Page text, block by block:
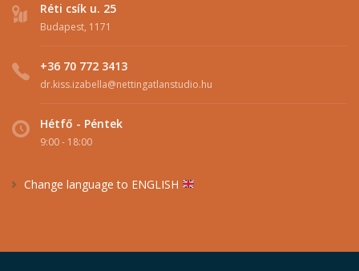
Réti csík u. 25
Budapest, 1171
+36 70 772 3413
dr.kiss.izabella@nettingatlanstudio.hu
Hétfő - Péntek
9:00 - 18:00
Change language to ENGLISH